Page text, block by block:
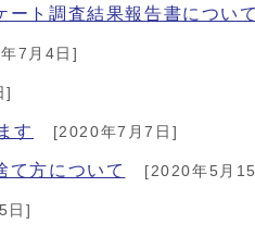
ート調査結果報告書について
7月4日]
]
す [2020年7月7日]
て方について [2020年5月
日]